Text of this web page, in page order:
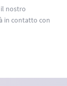
nostro
in contatto con